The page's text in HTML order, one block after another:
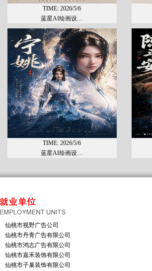
TIME: 2026/5/6
蓝星AI绘画设…
TIME: 2026/5/6
蓝星AI绘画设…
仙桃市视野广告公司
仙桃市丹青广告有限公司
仙桃市鸿志广告有限公司
仙桃市嘉禾装饰有限公司
仙桃市子巢装饰有限公司